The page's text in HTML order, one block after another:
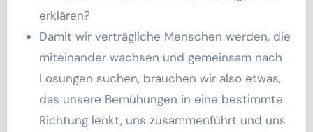
erklären?
Damit wir verträgliche Menschen werden, die
miteinander wachsen und gemeinsam nach
Lösungen suchen, brauchen wir also etwas,
das unsere Bemühungen in eine bestimmte
Richtung lenkt, uns zusammenführt und uns